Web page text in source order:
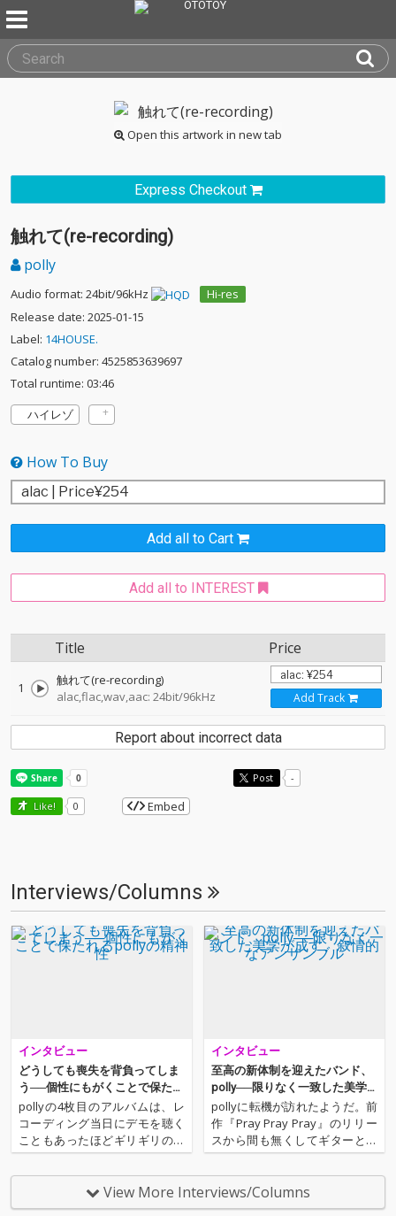
Open this artwork in new tab
Express Checkout
触れて(re-recording)
polly
Audio format: 24bit/96kHz
Hi-res
Release date: 2025-01-15
Label: 14HOUSE.
Catalog number: 4525853639697
Total runtime: 03:46
ハイレゾ
How To Buy
Add all to Cart
Add all to INTEREST
Title Price
1
触れて(re-recording)
alac,flac,wav,aac: 24bit/96kHz
Add Track
Report about incorrect data
Post -
Like! 0 Embed
Interviews/Columns
インタビュー
どうしても喪失を背負ってしま
う──個性にもがくことで保たれ
るpollyの精神性
pollyの4枚目のアルバムは、レ
コーディング当日にデモを聴く
こともあったほどギリギリのス
ケジュールで完成された。苦難
の末に曲のバリエーションは一
気に広がり、一聴すればより色
彩豊かなバンドへとアップデー
インタビュー
至高の新体制を迎えたバンド、
polly──限りなく一致した美学
が成す、叙情的なアンサンブル
pollyに転機が訪れたようだ。前
作『Pray Pray Pray』のリリー
スから間も無くしてギターとベ
ースが脱退し、今後の動向につ
いて各所で囁かれていた。そん
ななか加入したのは、ギターで
もベースでもなく、ピアノとコ
View More Interviews/Columns